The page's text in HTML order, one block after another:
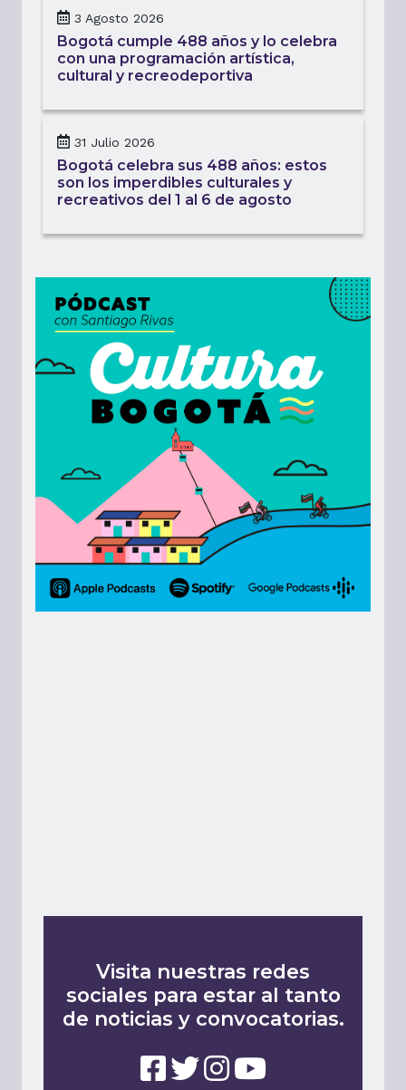
3 Agosto 2026
Bogotá cumple 488 años y lo celebra
con una programación artística,
cultural y recreodeportiva
31 Julio 2026
Bogotá celebra sus 488 años: estos
son los imperdibles culturales y
recreativos del 1 al 6 de agosto
Visita nuestras redes
sociales para estar al tanto
de noticias y convocatorias.